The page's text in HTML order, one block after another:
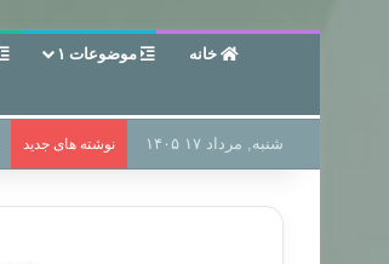
خانه موضوعات ۱
شنبه, مرداد ۱۷ ۱۴۰۵ نوشته های جدید